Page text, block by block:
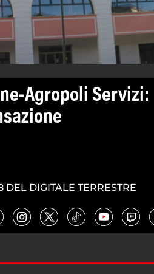
Agropoli Servizi:
DIGITALE TERRESTRE